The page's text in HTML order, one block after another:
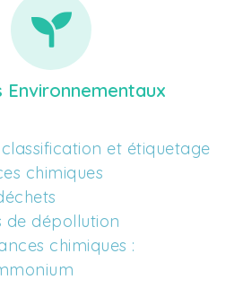
Environnementaux
classification et étiquetage
chimiques
de dépollution
chimiques :